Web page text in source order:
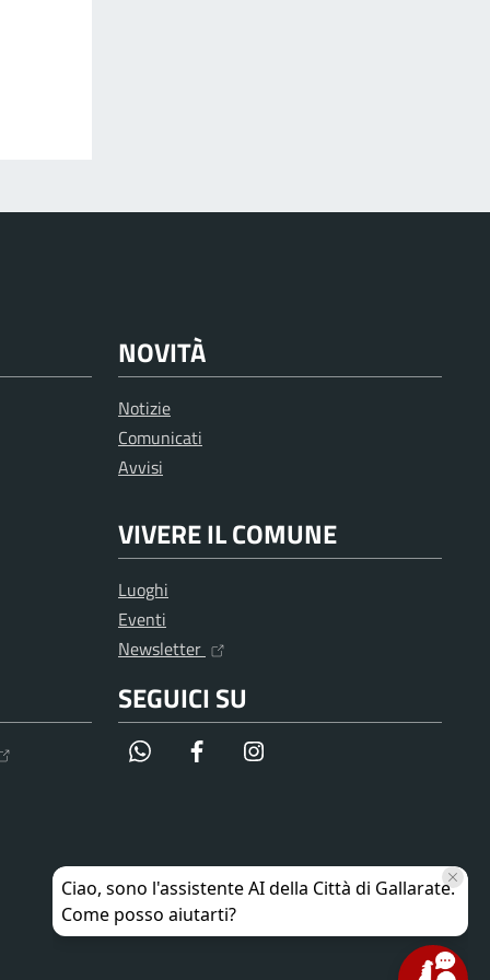
NOVITÀ
Notizie
Comunicati
Avvisi
VIVERE IL COMUNE
Luoghi
Eventi
Newsletter
SEGUICI SU
WhatsApp Facebook